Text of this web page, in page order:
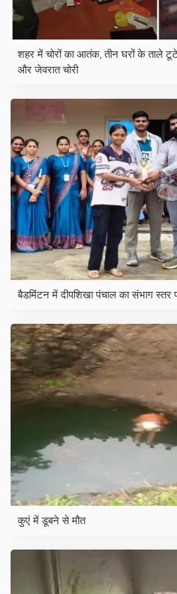
शहर में चोरों का आतंक, तीन घरों के ताले
और जेवरात चोरी
बैडमिंटन में दीपशिखा पंचाल का संभाग स्तर
कुएं में डूबने से मौत